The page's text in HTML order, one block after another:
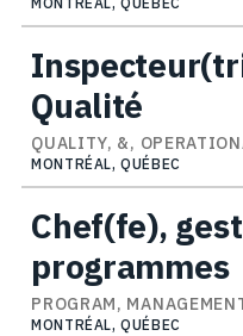
Qualité
QUALITY, &,
MONTRÉAL, QUÉBEC
Chef(fe),
programmes
PROGRAM,
MONTRÉAL, QUÉBEC